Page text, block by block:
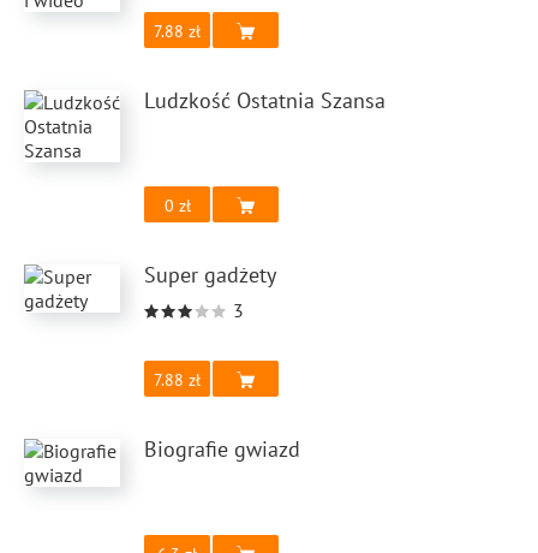
7.88
Ludzkość Ostatnia Szansa
0
Super gadżety
3
7.88
Biografie gwiazd